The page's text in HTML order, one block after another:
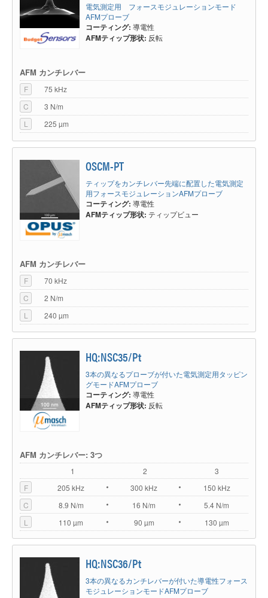
電気測定用 フォースモジュレーションモード
AFMプローブ
コーティング: 導電性
AFMティップ形状: 反転
AFM カンチレバー
F
75 kHz
C
3 N/m
L
225 µm
OSCM-PT
ティップをカンチレバー先端に配置した電気測定
用フォースモジュレーションAFMプローブ
コーティング: 導電性
AFMティップ形状: ティップビュー
AFM カンチレバー
F
70 kHz
C
2 N/m
L
240 µm
HQ:NSC35/Pt
3本の異なるプローブが付いた電気測定用タッピン
グモードAFMプローブ
コーティング: 導電性
AFMティップ形状: 反転
AFM カンチレバー: 3つ
1 2
3
F
205 kHz 300 kHz
150 kHz
C
8.9 N/m 16 N/m
5.4 N/m
L
110 µm 90 µm 130 µm
HQ:NSC36/Pt
3本の異なるカンチレバーが付いた導電性フォース
モジュレーションモードAFMプローブ